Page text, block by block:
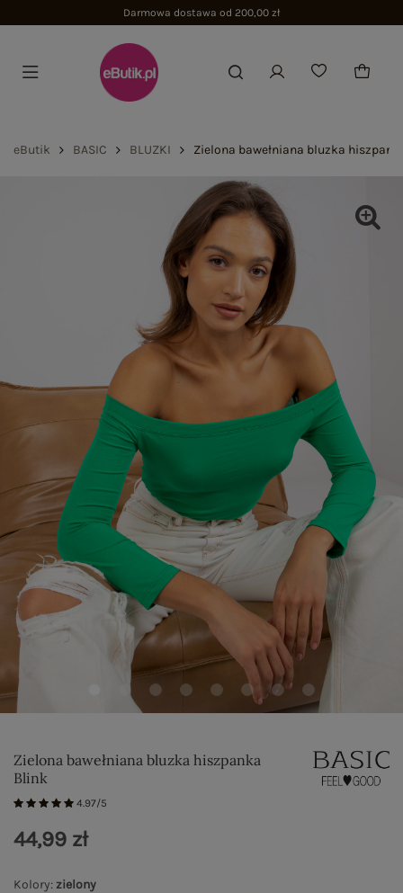
Darmowa dostawa od 200,00 zł
eButik BASIC BLUZKI Zielona bawełniana bluzka
Zielona bawełniana bluzka hiszpanka
Blink
4.97/5
Kolory:zielony
44,99 zł